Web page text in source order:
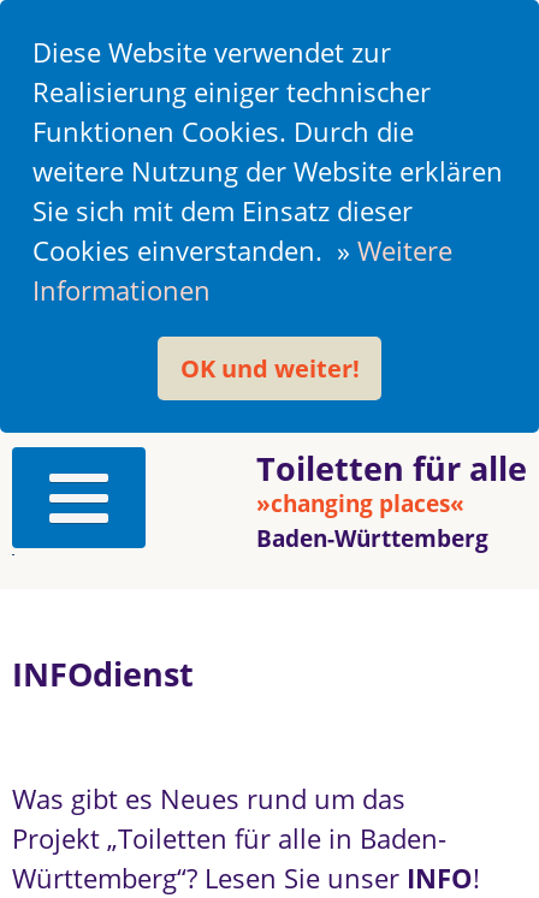
Diese Website verwendet zur
Realisierung einiger technischer
Funktionen Cookies. Durch die
weitere Nutzung der Website erklären
Sie sich mit dem Einsatz dieser
Cookies einverstanden. » Weitere
Informationen
OK und weiter!
Toiletten für alle
»changing places«
Baden-Württemberg
INFOdienst
Was gibt es Neues rund um das
Projekt „Toiletten für alle in Baden-
Württemberg“? Lesen Sie unser INFO!